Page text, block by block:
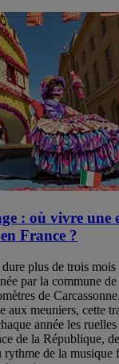
: où vivre une
France ?
plus de trois mois
par la commune
de
aux meuniers, cette
année les
de la République,
rythme de la musique